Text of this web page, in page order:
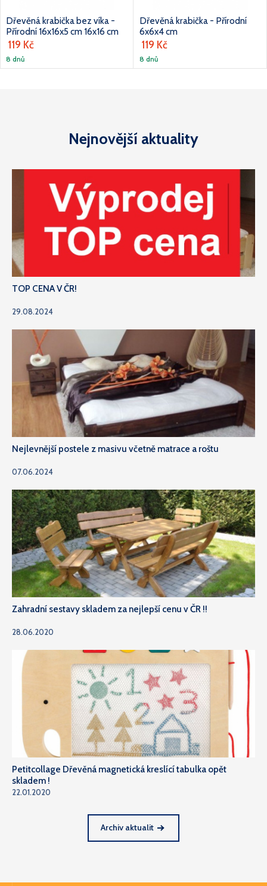
Dřevěná krabička bez víka -
Přírodní 16x16x5 cm 16x16 cm
119 Kč
8 dnů
Dřevěná krabička - Přírodní
6x6x4 cm
119 Kč
8 dnů
Nejnovější aktuality
TOP CENA V ČR!
29.08.2024
Nejlevnější postele z masivu včetně matrace a roštu
07.06.2024
Zahradní sestavy skladem za nejlepší cenu v ČR !!
28.06.2020
Petitcollage Dřevěná magnetická kreslící tabulka opět
skladem !
22.01.2020
Archiv aktualit